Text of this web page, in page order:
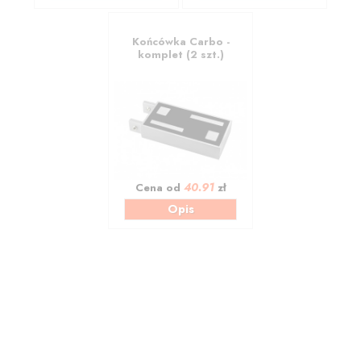
Końcówka Carbo -
komplet (2 szt.)
Cena od 40.91zł
Opis